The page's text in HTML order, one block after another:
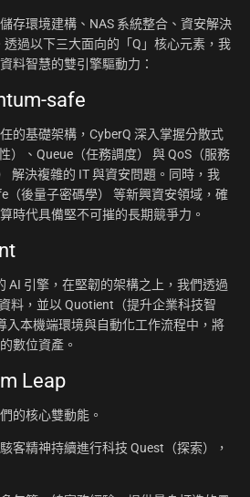
存環境建構、NAS 系統整合、資安解決
透過以下三大面向的「Q」核心元素，我
料智慧的雙引擎驅動力：
safe
的基礎架構，CyberQ 深入掌握分散式
）、Queue（任務調度） 與 QoS（服務
解決複雜的 IT 與資安問題。同時，我
（後量子密碼學） 等新興資安領域，確
時代具備堅不可摧的長期競爭力。
AI 引擎，在堅韌的架構之上，我們透過
料，並以 Quotient（提升企業科技智
入本機端環境與自動化工作流程中，將
數位資產。
Leap
的核心雙動能。
客精神持續進行科技 Quest（探索），